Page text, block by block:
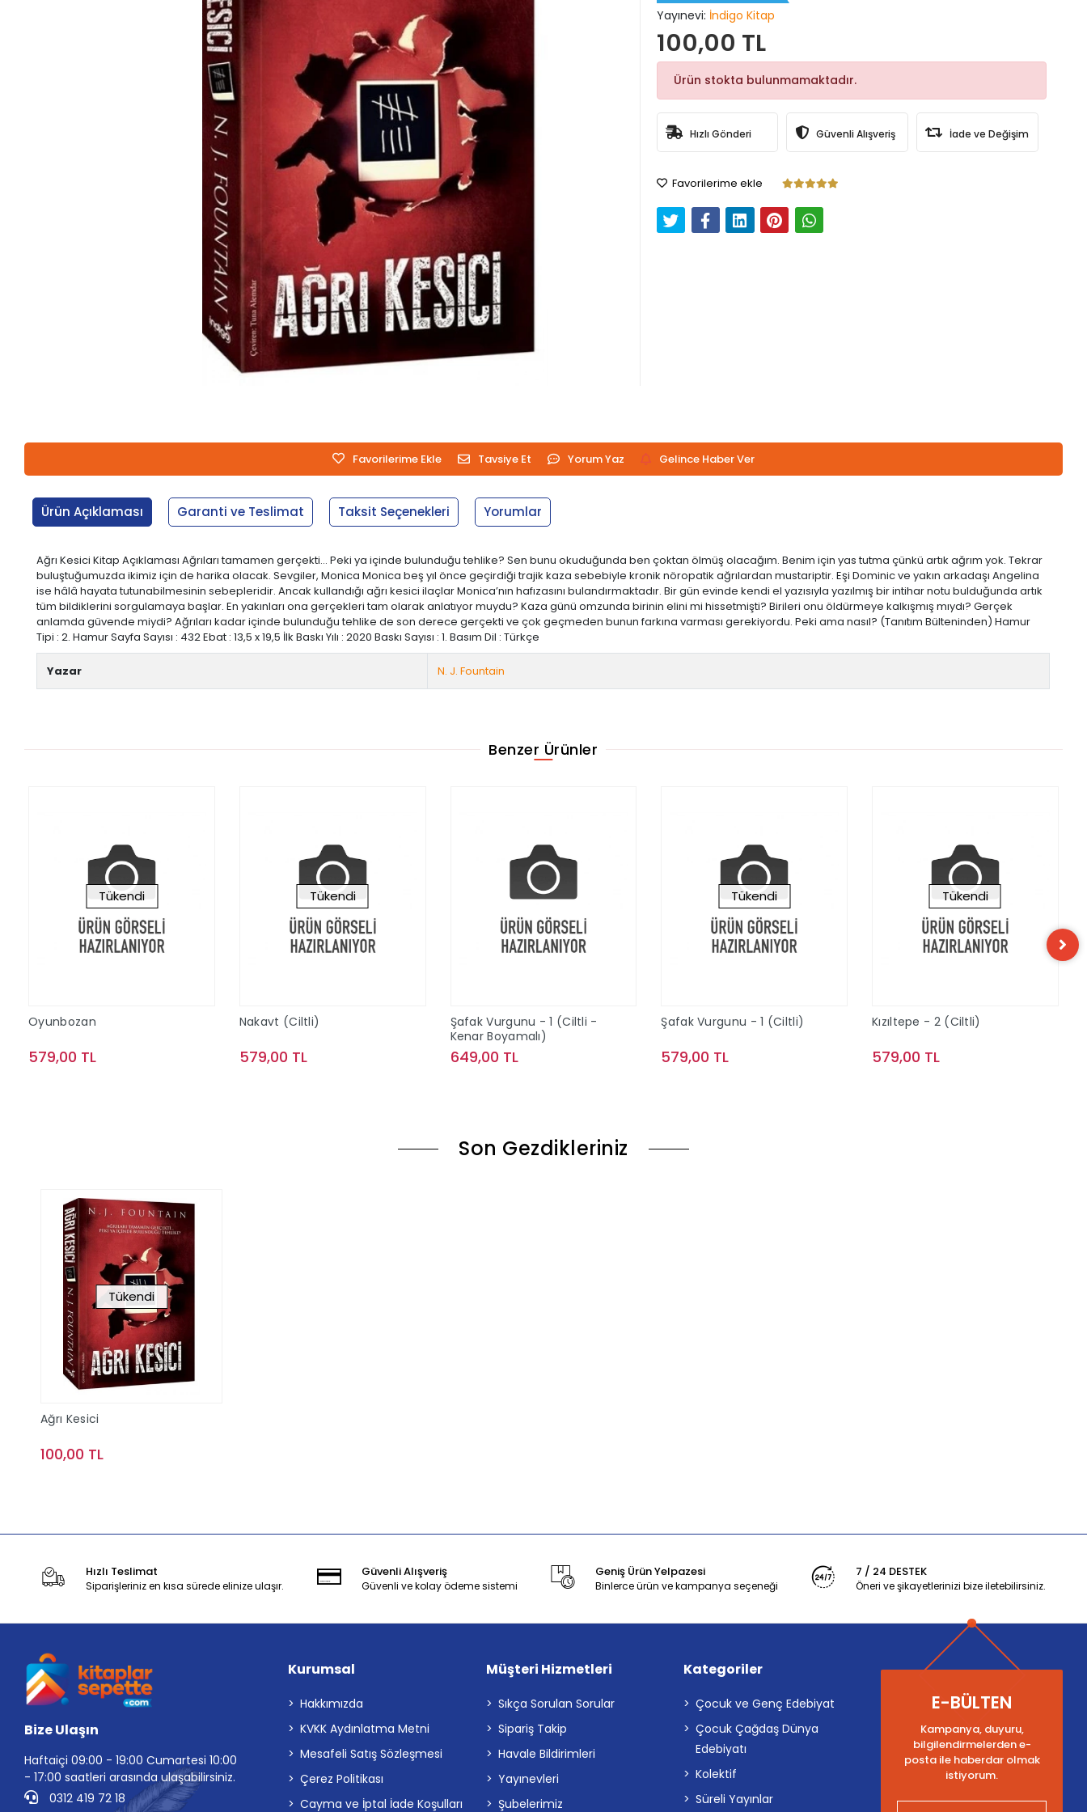
Yayınevi: İndigo Kitap
100,00 TL
Ürün stokta bulunmamaktadır.
Hızlı Gönderi Güvenli Alışveriş İade ve Değişim
Favorilerime ekle
Favorilerime Ekle Tavsiye Et Yorum Yaz Gelince Haber Ver
Ürün Açıklaması Garanti ve Teslimat Taksit Seçenekleri Yorumlar
Ağrı Kesici Kitap Açıklaması Ağrıları tamamen gerçekti… Peki ya içinde bulunduğu tehlike? Sen bunu okuduğunda ben çoktan ölmüş olacağım. Benim için yas tutma çünkü artık ağrım yok. Tekrar
buluştuğumuzda ikimiz için de harika olacak. Sevgiler, Monica Monica beş yıl önce geçirdiği trajik kaza sebebiyle kronik nöropatik ağrılardan mustariptir. Eşi Dominic ve yakın arkadaşı Angelina
ise hâlâ hayata tutunabilmesinin sebepleridir. Ancak kullandığı ağrı kesici ilaçlar Monica’nın hafızasını bulandırmaktadır. Bir gün evinde kendi el yazısıyla yazılmış bir intihar notu bulduğunda artık
tüm bildiklerini sorgulamaya başlar. En yakınları ona gerçekleri tam olarak anlatıyor muydu? Kaza günü omzunda birinin elini mi hissetmişti? Birileri onu öldürmeye kalkışmış mıydı? Gerçek
anlamda güvende miydi? Ağrıları kadar içinde bulunduğu tehlike de son derece gerçekti ve çok geçmeden bunun farkına varması gerekiyordu. Peki ama nasıl? (Tanıtım Bülteninden) Hamur
Tipi : 2. Hamur Sayfa Sayısı : 432 Ebat : 13,5 x 19,5 İlk Baskı Yılı : 2020 Baskı Sayısı : 1. Basım Dil : Türkçe
Yazar N. J. Fountain
Benzer Ürünler
Tükendi
Oyunbozan
579,00 TL
Tükendi
Nakavt (Ciltli)
579,00 TL
Şafak Vurgunu - 1 (Ciltli -
Kenar Boyamalı)
649,00 TL
Tükendi
Şafak Vurgunu - 1 (Ciltli)
579,00 TL
Tükendi
Kızıltepe - 2 (Ciltli)
579,00 TL
Son Gezdikleriniz
Tükendi
Ağrı Kesici
100,00 TL
Hızlı Teslimat
Siparişleriniz en kısa sürede elinize ulaşır.
Güvenli Alışveriş
Güvenli ve kolay ödeme sistemi
Geniş Ürün Yelpazesi
Binlerce ürün ve kampanya seçeneği
7 / 24 DESTEK
Öneri ve şikayetlerinizi bize iletebilirsiniz.
Bize Ulaşın
Haftaiçi 09:00 - 19:00 Cumartesi 10:00
- 17:00 saatleri arasında ulaşabilirsiniz.
0312 419 72 18
Kurumsal
Hakkımızda
KVKK Aydınlatma Metni
Mesafeli Satış Sözleşmesi
Çerez Politikası
Cayma ve İptal İade Koşulları
Müşteri Hizmetleri
Sıkça Sorulan Sorular
Sipariş Takip
Havale Bildirimleri
Yayınevleri
Şubelerimiz
Kategoriler
Çocuk ve Genç Edebiyat
Çocuk Çağdaş Dünya
Edebiyatı
Kolektif
Süreli Yayınlar
E-BÜLTEN
Kampanya, duyuru,
bilgilendirmelerden e-
posta ile haberdar olmak
istiyorum.